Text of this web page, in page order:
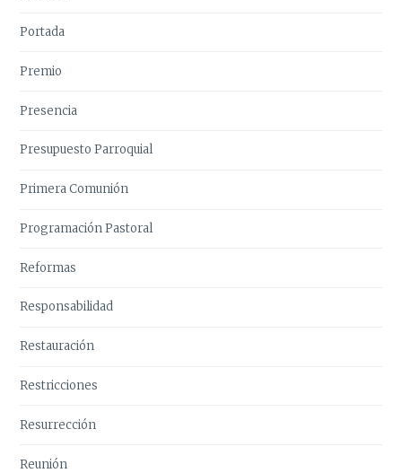
Portada
Premio
Presencia
Presupuesto Parroquial
Primera Comunión
Programación Pastoral
Reformas
Responsabilidad
Restauración
Restricciones
Resurrección
Reunión